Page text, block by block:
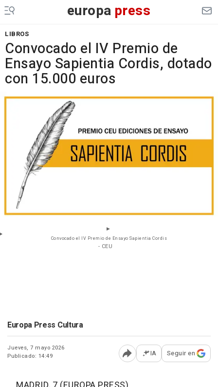
europa press
LIBROS
Convocado el IV Premio de
Ensayo Sapientia Cordis, dotado
con 15.000 euros
Convocado el IV Premio de Ensayo Sapientia Cordis
- CEU
Europa Press Cultura
Jueves, 7 mayo 2026
Publicado: 14:49
Abrir opciones para
IA Seguir en